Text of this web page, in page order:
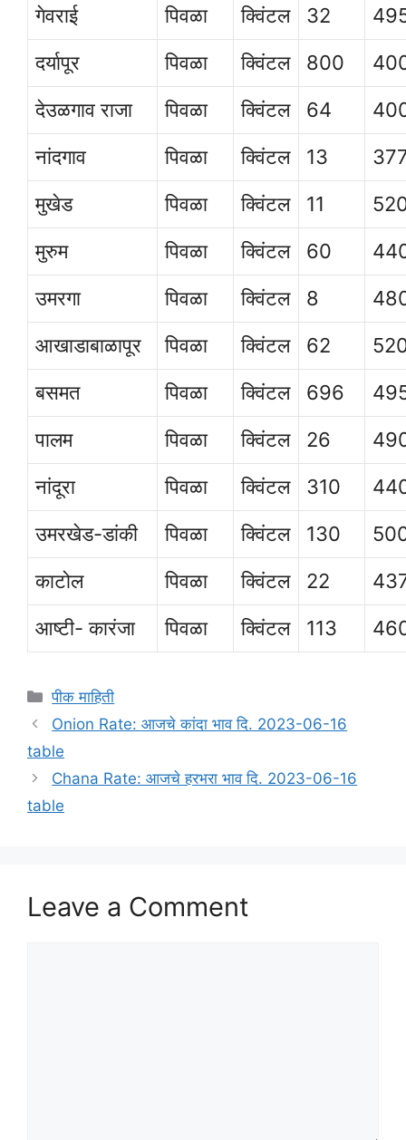
गेवराई
पिवळा क्विंटल 32
दर्यापूर
पिवळा क्विंटल 800
देउळगाव राजा
पिवळा क्विंटल 64
नांदगाव
पिवळा क्विंटल 13
मुखेड
पिवळा क्विंटल 11
मुरुम
पिवळा क्विंटल 60
उमरगा
पिवळा क्विंटल 8
आखाडाबाळापूर
पिवळा क्विंटल 62
बसमत
पिवळा क्विंटल 696
पालम
पिवळा क्विंटल 26
नांदूरा
पिवळा क्विंटल 310
उमरखेड-डांकी
पिवळा क्विंटल 130
काटोल
पिवळा क्विंटल 22
आष्टी- कारंजा
पिवळा क्विंटल 113
Categories
पीक माहिती
Onion Rate: आजचे कांदा भाव दि. 2023-06-16
table
Chana Rate: आजचे हरभरा भाव दि. 2023-06-16
table
Leave a Comment